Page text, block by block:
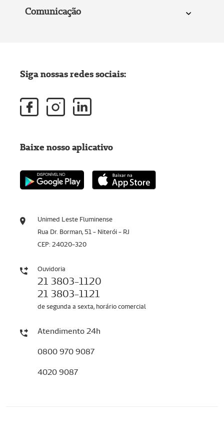
Comunicação
Unimed Leste Fluminense
Rua Dr. Borman, 51 - Niterói - RJ
CEP: 24020-320
Ouvidoria
21 3803-1120
21 3803-1121
de segunda a sexta, horário comercial
Atendimento 24h
0800 970 9087
4020 9087
Siga nossas redes sociais:
Baixe nosso aplicativo